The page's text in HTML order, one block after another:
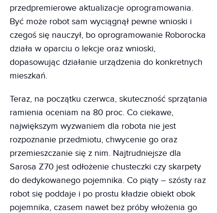
przedpremierowe aktualizacje oprogramowania.
Być może robot sam wyciągnął pewne wnioski i
czegoś się nauczył, bo oprogramowanie Roborocka
działa w oparciu o lekcje oraz wnioski,
dopasowując działanie urządzenia do konkretnych
mieszkań.
Teraz, na początku czerwca, skuteczność sprzątania
ramienia oceniam na 80 proc. Co ciekawe,
największym wyzwaniem dla robota nie jest
rozpoznanie przedmiotu, chwycenie go oraz
przemieszczanie się z nim. Najtrudniejsze dla
Sarosa Z70 jest odłożenie chusteczki czy skarpety
do dedykowanego pojemnika. Co piąty – szósty raz
robot się poddaje i po prostu kładzie obiekt obok
pojemnika, czasem nawet bez próby włożenia go